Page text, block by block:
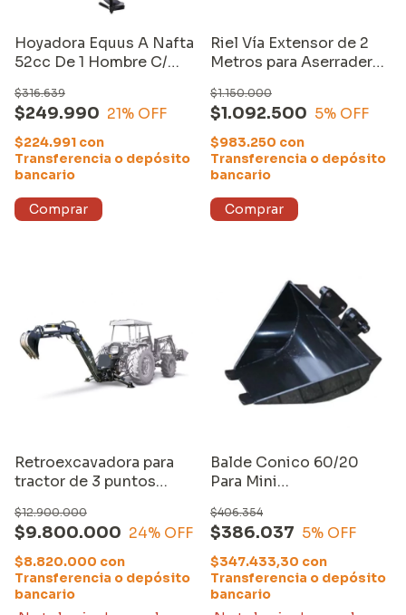
Hoyadora Equus A Nafta
52cc De 1 Hombre C/
$249.990
$316.639
21% OFF
$224.991 con
Transferencia o depósito
bancario
Riel Vía Extensor de 2
Metros para Aserradero
$1.092.500
$1.150.000
5% OFF
$983.250 con
Transferencia o depósito
bancario
Retroexcavadora para
tractor de 3 puntos
$9.800.000
$12.900.000
24% OFF
$8.820.000 con
Transferencia o depósito
bancario
Balde Conico 60/20
Para Mini
$386.037
$406.354
5% OFF
$347.433,30 con
Transferencia o depósito
bancario